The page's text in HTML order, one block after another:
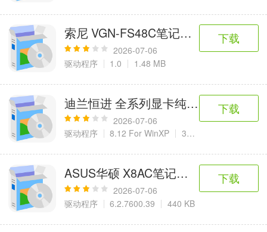
索尼 VGN-FS48C笔记本触摸板驱动
2026-07-06
驱动程序
1.0 1.48 MB
下载
迪兰恒进 全系列显卡纯驱动+中文控
2026-07-06
驱动程序
8.12 For WinXP 36.07 MB
下载
ASUS华硕 X8AC笔记本Bison摄像头
2026-07-06
驱动程序
6.2.7600.39 440 KB
下载